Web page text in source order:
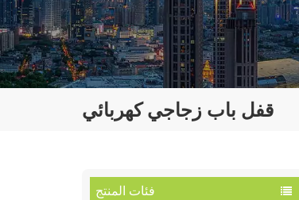
قفل باب زجاجي كهربائي
فئات المنتج